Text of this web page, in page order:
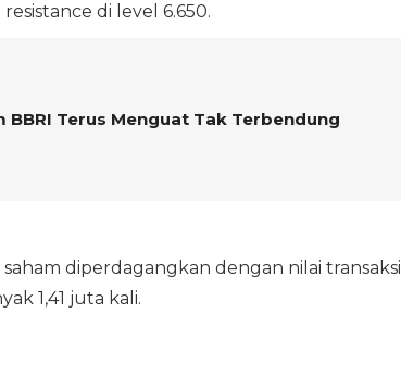
di level 6.650.
BBRI Terus Menguat Tak Terbendung
diperdagangkan dengan nilai transaksi
1,41 juta kali.